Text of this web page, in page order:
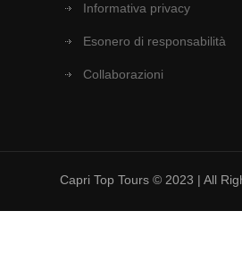
Informativa privacy
Esonero di responsabilità
Collaborazioni
Capri Top Tours © 2023 | All